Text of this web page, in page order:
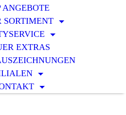
ANGEBOTE
SORTIMENT
EXTRAS